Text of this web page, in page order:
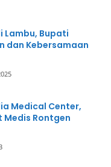
Lambu, Bupati
dan Kebersamaan
Medical Center,
Medis Rontgen